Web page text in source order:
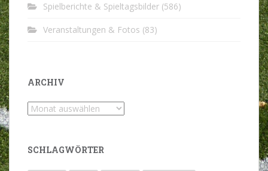
Spielberichte & Spieltagsbilder (586)
Veranstaltungen & Fotos (83)
ARCHIV
Archiv
SCHLAGWÖRTER